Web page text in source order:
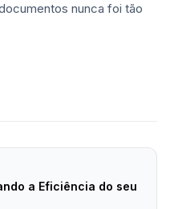
nunca foi tão
a Eficiência do seu